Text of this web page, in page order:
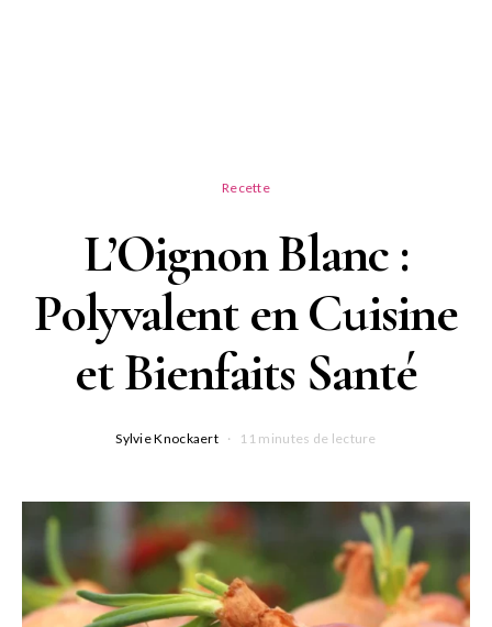
Recette
L’Oignon Blanc :
Polyvalent en Cuisine
et Bienfaits Santé
Sylvie Knockaert 11 minutes de lecture